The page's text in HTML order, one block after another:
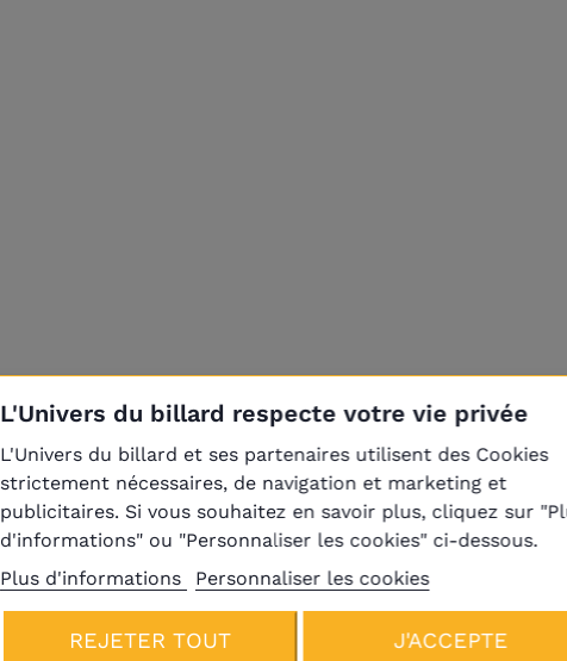
Produits de la même catégorie
L'Univers du billard respecte votre vie privée
L'Univers du billard et ses partenaires utilisent des Cookies
strictement nécessaires, de navigation et marketing et
publicitaires. Si vous souhaitez en savoir plus, cliquez sur
d'informations" ou "Personnaliser les cookies" ci-dessous.
Plus d'informations
Personnaliser les cookies
REJETER TOUT J'ACCEPTE